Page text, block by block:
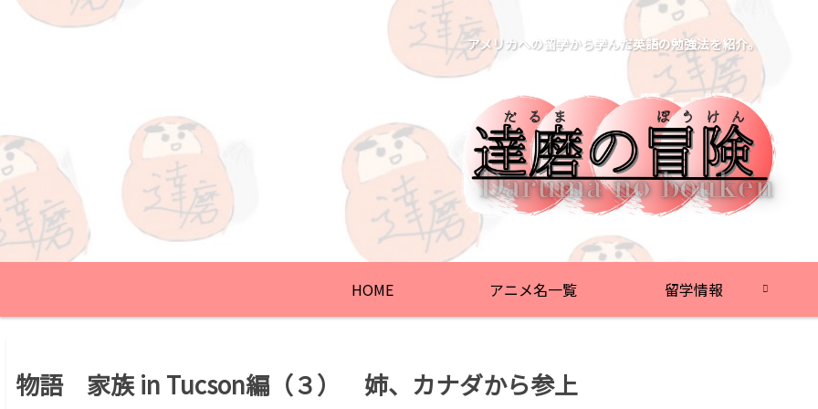
アメリカへの留学から学んだ英語の勉強法を紹介。
HOME アニメ名一覧 留学情報
物語 家族 in Tucson編（３） 姉、カナダから参上